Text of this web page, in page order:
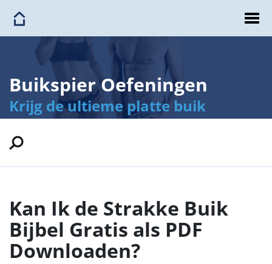
Buikspier Oefeningen
Krijg de ultieme platte buik
Kan Ik de Strakke Buik
Bijbel Gratis als PDF
Downloaden?